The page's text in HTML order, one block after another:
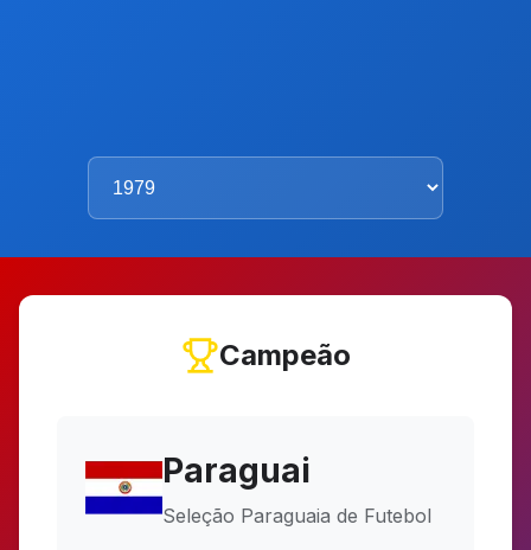
Campeão
Paraguai
Seleção Paraguaia de Futebol